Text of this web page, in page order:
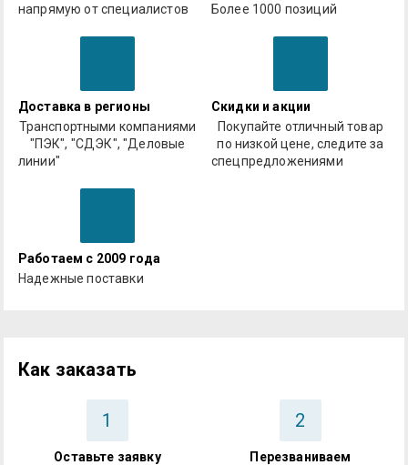
напрямую от специалистов
Более 1000 позиций
Доставка в регионы
Транспортными компаниями
"ПЭК", "СДЭК", "Деловые
линии"
Скидки и акции
Покупайте отличный товар
по низкой цене, следите за
спецпредложениями
Работаем с 2009 года
Надежные поставки
Как заказать
1
Оставьте заявку
2
Перезваниваем